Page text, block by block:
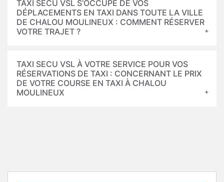
TAXI SECU VSL S’OCCUPE DE VOS
DÉPLACEMENTS EN TAXI DANS TOUTE LA VILLE
DE CHALOU MOULINEUX : COMMENT RÉSERVER
VOTRE TRAJET ?
TAXI SECU VSL À VOTRE SERVICE POUR VOS
RÉSERVATIONS DE TAXI : CONCERNANT LE PRIX
DE VOTRE COURSE EN TAXI À CHALOU
MOULINEUX